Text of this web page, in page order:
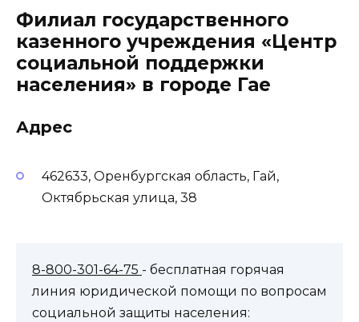
Филиал государственного
казенного учреждения «Центр
социальной поддержки
населения» в городе Гае
Адрес
462633, Оренбургская область, Гай,
Октябрьская улица, 38
8-800-301-64-75 - бесплатная горячая
линия юридической помощи по вопросам
социальной защиты населения: